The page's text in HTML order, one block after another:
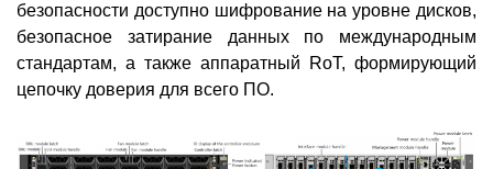
безопасности доступно шифрование на уровне дисков,
безопасное затирание данных по международным
стандартам, а также аппаратный RoT, формирующий
цепочку доверия для всего ПО.